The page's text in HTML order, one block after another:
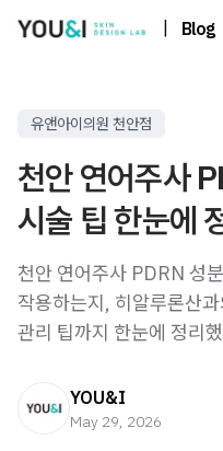
Blog
유앤아이의원 천안점
천안 연어주사
시술 팁 한눈에
천안 연어주사 PDRN 성
작용하는지, 히알루론산
관리 팁까지 한눈에 정리
YOU&I
May 29, 2026